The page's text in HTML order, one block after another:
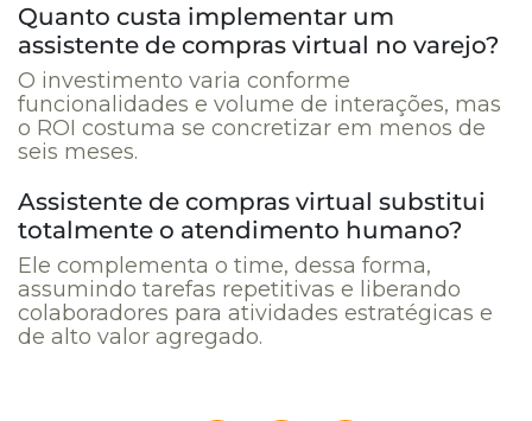
Quanto custa implementar um
assistente de compras virtual no varejo?
O investimento varia conforme
funcionalidades e volume de interações, mas
o ROI costuma se concretizar em menos de
seis meses.
Assistente de compras virtual substitui
totalmente o atendimento humano?
Ele complementa o time, dessa forma,
assumindo tarefas repetitivas e liberando
colaboradores para atividades estratégicas e
de alto valor agregado.